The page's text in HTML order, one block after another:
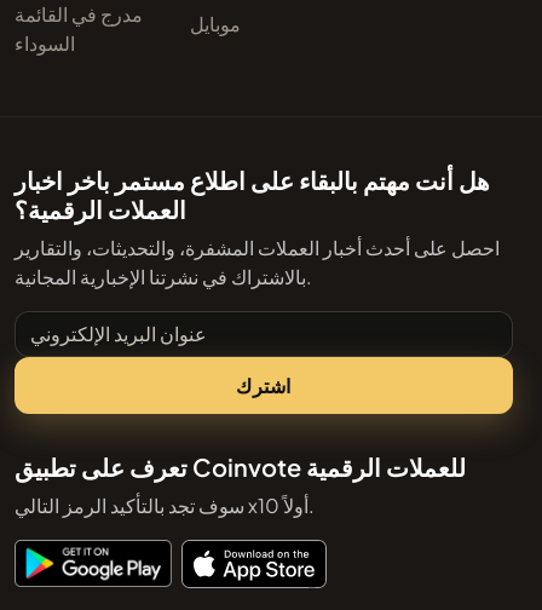
مدرج في القائمة
السوداء
موبايل
هل أنت مهتم بالبقاء على اطلاع مستمر باخر اخبار
العملات الرقمية؟
احصل على أحدث أخبار العملات المشفرة، والتحديثات، والتقارير
بالاشتراك في نشرتنا الإخبارية المجانية.
عنوان البريد الإلكتروني
اشترك
تعرف على تطبيق Coinvote للعملات الرقمية
سوف تجد بالتأكيد الرمز التالي x10 أولاً.